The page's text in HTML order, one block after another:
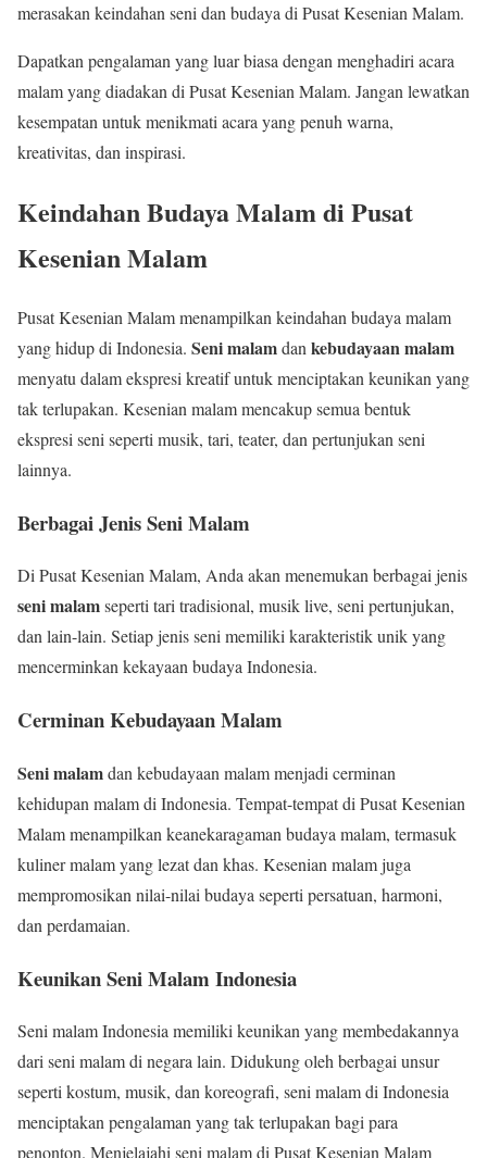
merasakan keindahan seni dan budaya di Pusat Kesenian Malam.
Dapatkan pengalaman yang luar biasa dengan menghadiri acara
malam yang diadakan di Pusat Kesenian Malam. Jangan lewatkan
kesempatan untuk menikmati acara yang penuh warna,
kreativitas, dan inspirasi.
Keindahan Budaya Malam di Pusat
Kesenian Malam
Pusat Kesenian Malam menampilkan keindahan budaya malam
yang hidup di Indonesia. Seni malamdan kebudayaan malam
menyatu dalam ekspresi kreatif untuk menciptakan keunikan yang
tak terlupakan. Kesenian malam mencakup semua bentuk
ekspresi seni seperti musik, tari, teater, dan pertunjukan seni
lainnya.
Berbagai Jenis Seni Malam
Di Pusat Kesenian Malam, Anda akan menemukan berbagai jenis
seni malamseperti tari tradisional, musik live, seni pertunjukan,
dan lain-lain. Setiap jenis seni memiliki karakteristik unik yang
mencerminkan kekayaan budaya Indonesia.
Cerminan Kebudayaan Malam
Seni malamdan kebudayaan malam menjadi cerminan
kehidupan malam di Indonesia. Tempat-tempat di Pusat Kesenian
Malam menampilkan keanekaragaman budaya malam, termasuk
kuliner malam yang lezat dan khas. Kesenian malam juga
mempromosikan nilai-nilai budaya seperti persatuan, harmoni,
dan perdamaian.
Keunikan Seni Malam Indonesia
Seni malam Indonesia memiliki keunikan yang membedakannya
dari seni malam di negara lain. Didukung oleh berbagai unsur
seperti kostum, musik, dan koreografi, seni malam di Indonesia
menciptakan pengalaman yang tak terlupakan bagi para
penonton. Menjelajahi seni malam di Pusat Kesenian Malam